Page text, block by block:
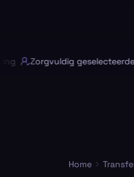
Zorgvuldig geselecteerde
Home